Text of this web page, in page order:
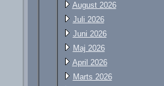
August 2026
Juli 2026
Juni 2026
Maj 2026
April 2026
Marts 2026